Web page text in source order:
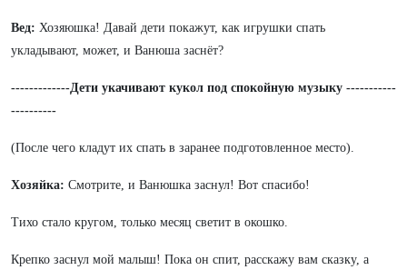
Вед: Хозяюшка! Давай дети покажут, как игрушки спать
укладывают, может, и Ванюша заснёт?
-------------Дети укачивают кукол под спокойную музыку -----------
----------
(После чего кладут их спать в заранее подготовленное место).
Хозяйка: Смотрите, и Ванюшка заснул! Вот спасибо!
Тихо стало кругом, только месяц светит в окошко.
Крепко заснул мой малыш! Пока он спит, расскажу вам сказку, а